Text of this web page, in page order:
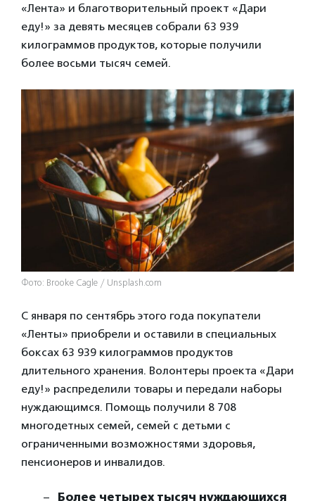
«Лента» и благотворительный проект «Дари
еду!» за девять месяцев собрали 63 939
килограммов продуктов, которые получили
более восьми тысяч семей.
Фото: Brooke Cagle / Unsplash.com
С января по сентябрь этого года покупатели
«Ленты» приобрели и оставили в специальных
боксах 63 939 килограммов продуктов
длительного хранения. Волонтеры проекта «Дари
еду!» распределили товары и передали наборы
нуждающимся. Помощь получили 8 708
многодетных семей, семей с детьми с
ограниченными возможностями здоровья,
пенсионеров и инвалидов.
Более четырех тысяч нуждающихся